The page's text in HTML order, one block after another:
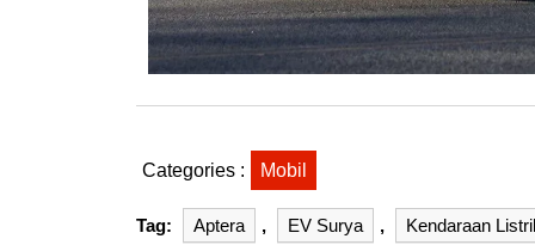
Categories : Mobil
Tag: Aptera , EV Surya , Kendaraan